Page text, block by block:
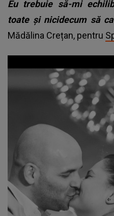
Eu trebuie să-mi
toate și nicidecum să
Mădălina Crețan, pentru